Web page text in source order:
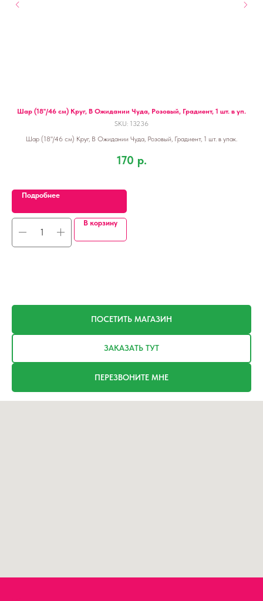
Шар (18''/46 см) Круг, В Ожидании Чуда, Розовый, Градиент, 1 шт. в уп.
SKU: 13236
Шар (18''/46 см) Круг, В Ожидании Чуда, Розовый, Градиент, 1 шт. в упак.
170 р.
Подробнее
В корзину
ПОСЕТИТЬ МАГАЗИН
ЗАКАЗАТЬ ТУТ
ПЕРЕЗВОНИТЕ МНЕ